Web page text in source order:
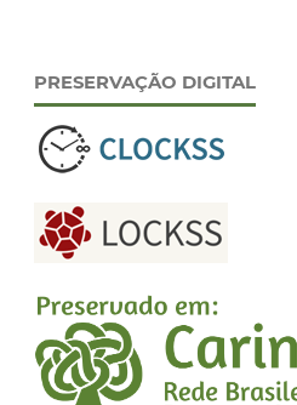
PRESERVAÇÃO DIGITAL